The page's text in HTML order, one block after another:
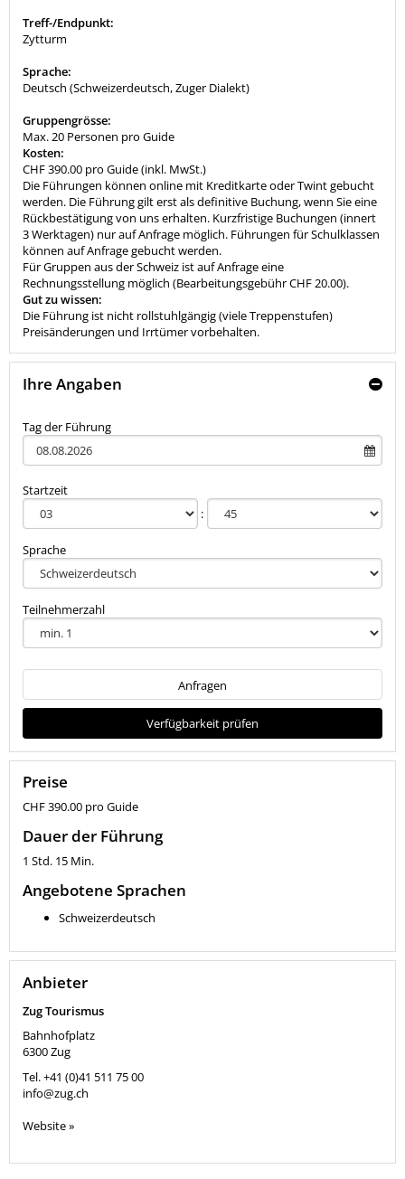
Treff-/Endpunkt:
Zytturm
Sprache:
Deutsch (Schweizerdeutsch, Zuger Dialekt)
Gruppengrösse:
Max. 20 Personen pro Guide
Kosten:
CHF 390.00 pro Guide (inkl. MwSt.)
Die Führungen können online mit Kreditkarte oder Twint gebucht
werden. Die Führung gilt erst als definitive Buchung, wenn Sie eine
Rückbestätigung von uns erhalten. Kurzfristige Buchungen (innert
3 Werktagen) nur auf Anfrage möglich. Führungen für Schulklassen
können auf Anfrage gebucht werden.
Für Gruppen aus der Schweiz ist auf Anfrage eine
Rechnungsstellung möglich (Bearbeitungsgebühr CHF 20.00).
Gut zu wissen:
Die Führung ist nicht rollstuhlgängig (viele Treppenstufen)
Preisänderungen und Irrtümer vorbehalten.
Ihre Angaben
Tag der Führung
Startzeit
Sprache
Teilnehmerzahl
Anfragen
Verfügbarkeit prüfen
Preise
CHF 390.00 pro Guide
Dauer der Führung
1 Std. 15 Min.
Angebotene Sprachen
Schweizerdeutsch
Anbieter
Zug Tourismus
Bahnhofplatz
6300Zug
Tel.+41 (0)41 511 75 00
info@zug.ch
Website »